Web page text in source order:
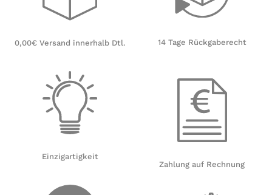
0,00€ Versand innerhalb Dtl.
Einzigartigkeit
14 Tage Rückgaberecht
Zahlung auf Rechnung